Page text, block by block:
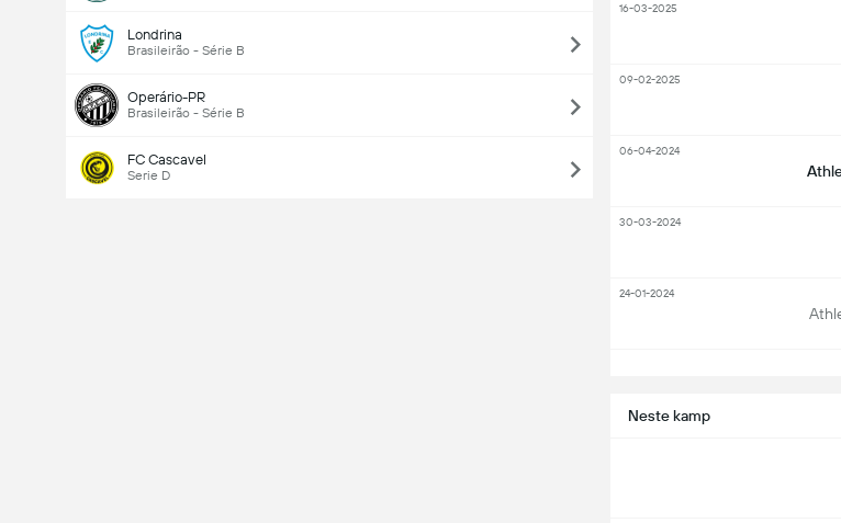
Londrina
Brasileirão - Série B
Operário-PR
Brasileirão - Série B
FC Cascavel
Serie D
Neste kamp
16-03-2025
09-02-2025
06-04-2024
30-03-2024
24-01-2024